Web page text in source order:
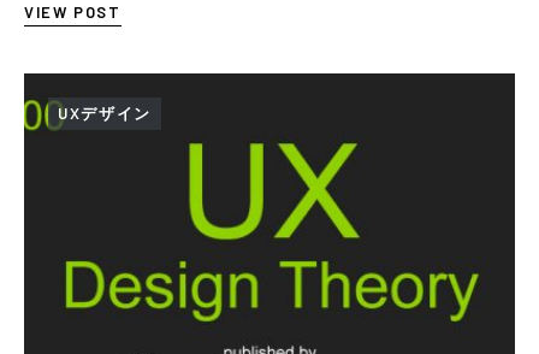
VIEW POST
UXデザイン